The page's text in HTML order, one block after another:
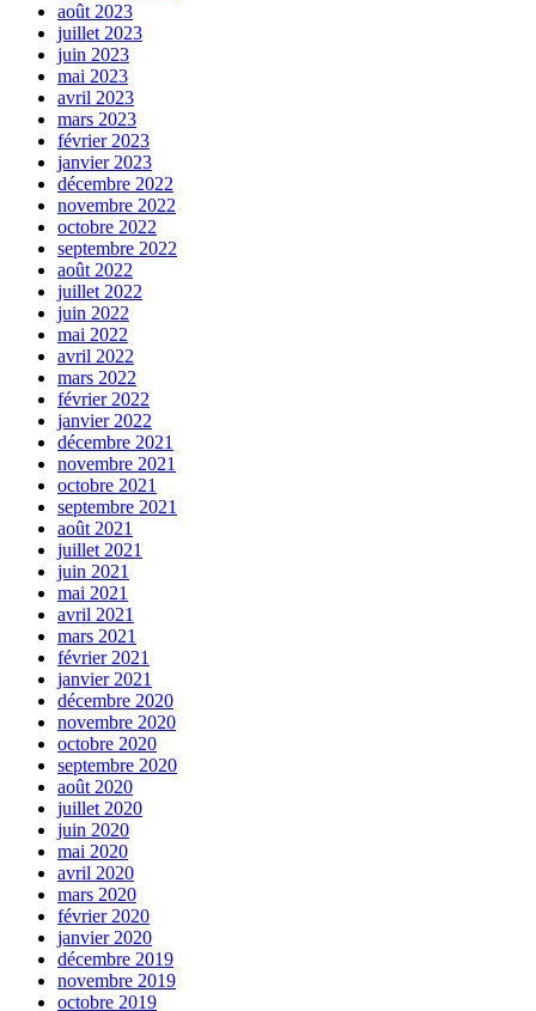
août 2023
juillet 2023
juin 2023
mai 2023
avril 2023
mars 2023
février 2023
janvier 2023
décembre 2022
novembre 2022
octobre 2022
septembre 2022
août 2022
juillet 2022
juin 2022
mai 2022
avril 2022
mars 2022
février 2022
janvier 2022
décembre 2021
novembre 2021
octobre 2021
septembre 2021
août 2021
juillet 2021
juin 2021
mai 2021
avril 2021
mars 2021
février 2021
janvier 2021
décembre 2020
novembre 2020
octobre 2020
septembre 2020
août 2020
juillet 2020
juin 2020
mai 2020
avril 2020
mars 2020
février 2020
janvier 2020
décembre 2019
novembre 2019
octobre 2019